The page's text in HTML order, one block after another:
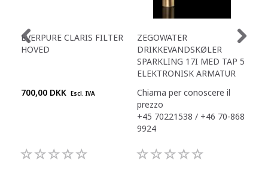
EVERPURE CLARIS FILTER
HOVED
700,00 DKK Escl. IVA
ZEGOWATER
DRIKKEVANDSKØLER
SPARKLING 17I MED TAP 5
ELEKTRONISK ARMATUR
Chiama per conoscere il
prezzo
+45 70221538 / +46 70-868
9924